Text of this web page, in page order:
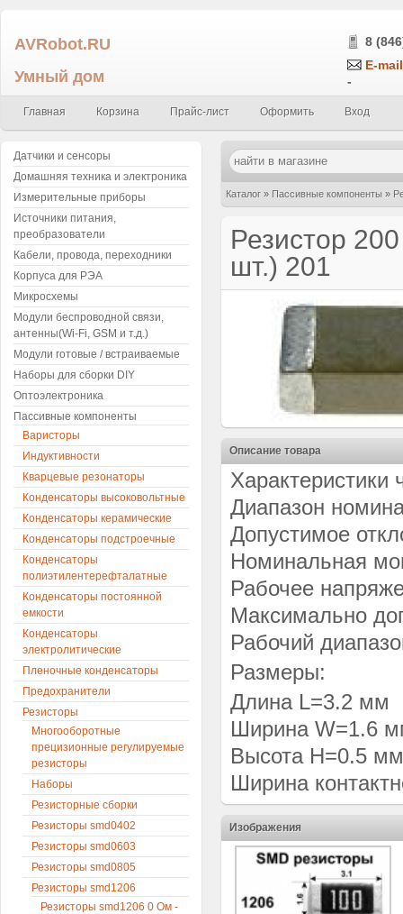
AVRobot.RU
Умный дом
8
E-
-
Главная Корзина Прайс-лист Оформить Вход
Каталог » Пассивные компоненты »
Резистор
шт.) 201
Описание товара
Характеристики
Диапазон
Допустимое
Номинальная
Рабочее
Максимально
Рабочий
Размеры:
Длина L=3.2 мм
Ширина W=1.6
Высота H=0.5 мм
Ширина
Изображения
Датчики и сенсоры
Домашняя техника и электроника
Измерительные приборы
Источники питания,
преобразователи
Кабели, провода, переходники
Корпуса для РЭА
Микросхемы
Модули беспроводной связи,
антенны(Wi-Fi, GSM и т.д.)
Модули готовые / встраиваемые
Наборы для сборки DIY
Оптоэлектроника
Пассивные компоненты
Варисторы
Индуктивности
Кварцевые резонаторы
Конденсаторы высоковольтные
Конденсаторы керамические
Конденсаторы подстроечные
Конденсаторы
полиэтилентерефталатные
Конденсаторы постоянной
емкости
Конденсаторы
электролитические
Пленочные конденсаторы
Предохранители
Резисторы
Многооборотные
прецизионные регулируемые
резисторы
Наборы
Резисторные сборки
Резисторы smd0402
Резисторы smd0603
Резисторы smd0805
Резисторы smd1206
Резисторы smd1206 0 Ом -